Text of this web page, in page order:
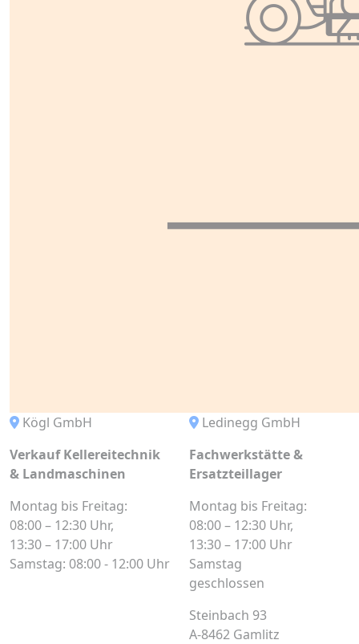
Kögl GmbH
Verkauf Kellereitechnik
& Landmaschinen
Montag bis Freitag:
08:00 – 12:30 Uhr,
13:30 – 17:00 Uhr
Samstag: 08:00 - 12:00 Uhr
Ledinegg GmbH
Fachwerkstätte &
Ersatzteillager
Montag bis Freitag:
08:00 – 12:30 Uhr,
13:30 – 17:00 Uhr
Samstag
geschlossen
Steinbach 93
A-8462 Gamlitz